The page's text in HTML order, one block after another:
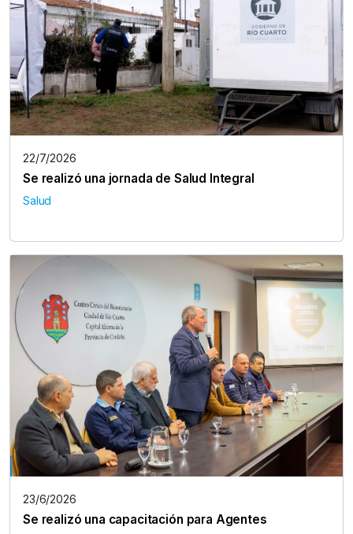
22/7/2026
Se realizó una jornada de Salud Integral
Salud
23/6/2026
Se realizó una capacitación para Agentes